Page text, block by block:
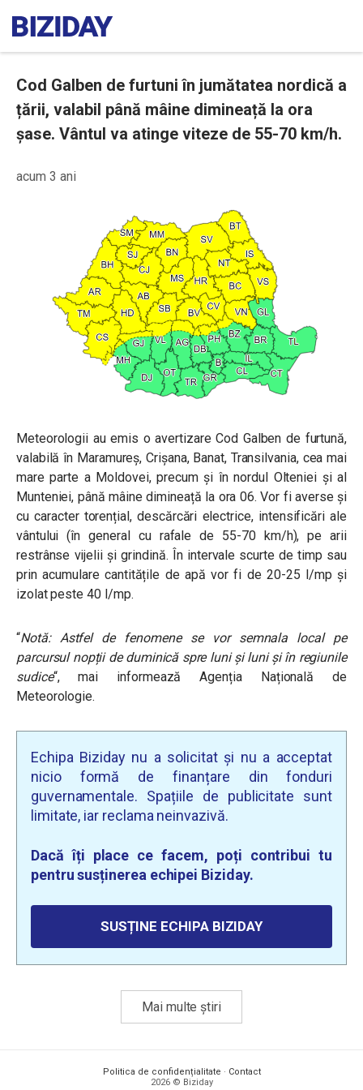
Cod Galben de furtuni în jumătatea nordică a
țării, valabil până mâine dimineață la ora
șase. Vântul va atinge viteze de 55-70 km/h.
acum 3 ani
Meteorologii au emis o avertizare Cod Galben de furtună,
valabilăîn Maramureș, Crișana, Banat, Transilvania, cea mai
mare parte a Moldovei, precum și în nordul Olteniei și al
Munteniei, până mâine dimineață la ora 06. Vor fi averse și
cu caracter torențial, descărcări electrice, intensificări ale
vântului (în general cu rafale de 55-70 km/h), pe arii
restrânse vijelii și grindină. În intervale scurte de timp sau
prin acumulare cantitățile de apă vor fi de 20-25 l/mp și
izolat peste 40 l/mp.
“Notă: Astfel de fenomene se vor semnala local pe
parcursul nopții de duminică spre luni și luni și în regiunile
sudice“, mai informează Agenția Națională de
Meteorologie.
Echipa Biziday nu a solicitat și nu a acceptat
nicio formă de finanțare din fonduri
guvernamentale. Spațiile de publicitate sunt
limitate, iar reclama neinvazivă.
Dacă îți place ce facem, poți contribui tu
pentru susținerea echipei Biziday.
SUSȚINE ECHIPA BIZIDAY
Mai multe știri
Politica de confidențialitate · Contact
2026 © Biziday